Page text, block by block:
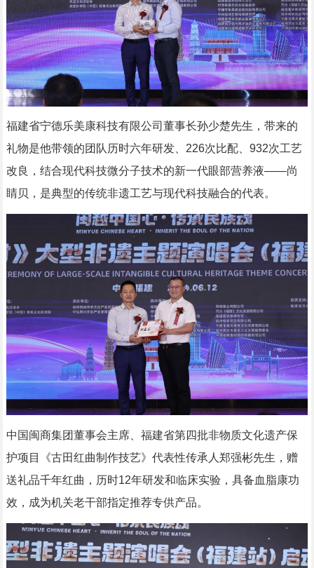
福建省宁德乐美康科技有限公司董事长孙少楚先生，带来的
礼物是他带领的团队历时六年研发、226次比配、932次工艺
改良，结合现代科技微分子技术的新一代眼部营养液——尚
睛贝，是典型的传统非遗工艺与现代科技融合的代表。
中国闽商集团董事会主席、福建省第四批非物质文化遗产保
护项目《古田红曲制作技艺》代表性传承人郑强彬先生，赠
送礼品千年红曲，历时12年研发和临床实验，具备血脂康功
效，成为机关老干部指定推荐专供产品。